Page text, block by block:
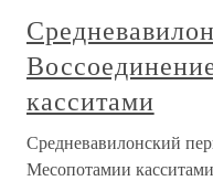
касситами
Средневавилонский
Месопотамии